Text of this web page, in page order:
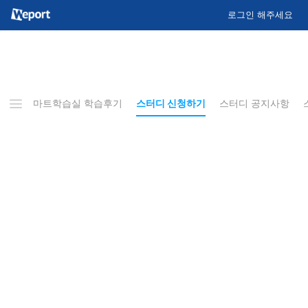
로그인 해주세요
스마트학습실 학습후기 스터디 신청하기 스터디 공지사항